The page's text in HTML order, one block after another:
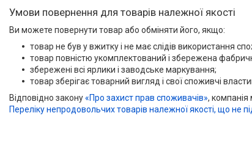
Умови повернення для товарів належної якості
Ви можете повернути товар або обміняти його, якщо:
товар не був у вжитку і не має слідів використання
товар повністю укомплектований і збережена
збережені всі ярлики і заводське маркування;
товар зберігає товарний вигляд і свої споживчі
Відповідно закону«Про захист прав споживачів», компанія
Переліку непродовольчих товарів належної якості, що не